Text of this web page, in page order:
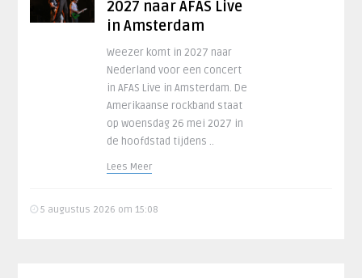
2027 naar AFAS Live
in Amsterdam
Weezer komt in 2027 naar
Nederland voor een concert
in AFAS Live in Amsterdam. De
Amerikaanse rockband staat
op woensdag 26 mei 2027 in
de hoofdstad tijdens ..
Lees Meer
5 augustus 2026 om 15:08